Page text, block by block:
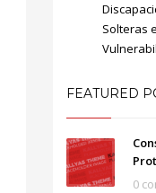
SHOWROOM
Mon-Fri 9:00AM -
Sundays by
Solteras
FEATURED
0